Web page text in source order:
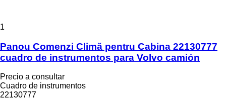
1
Panou Comenzi Climă pentru Cabina 22130777
cuadro de instrumentos para Volvo camión
Precio a consultar
Cuadro de instrumentos
22130777